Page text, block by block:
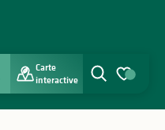
Carte
interactive